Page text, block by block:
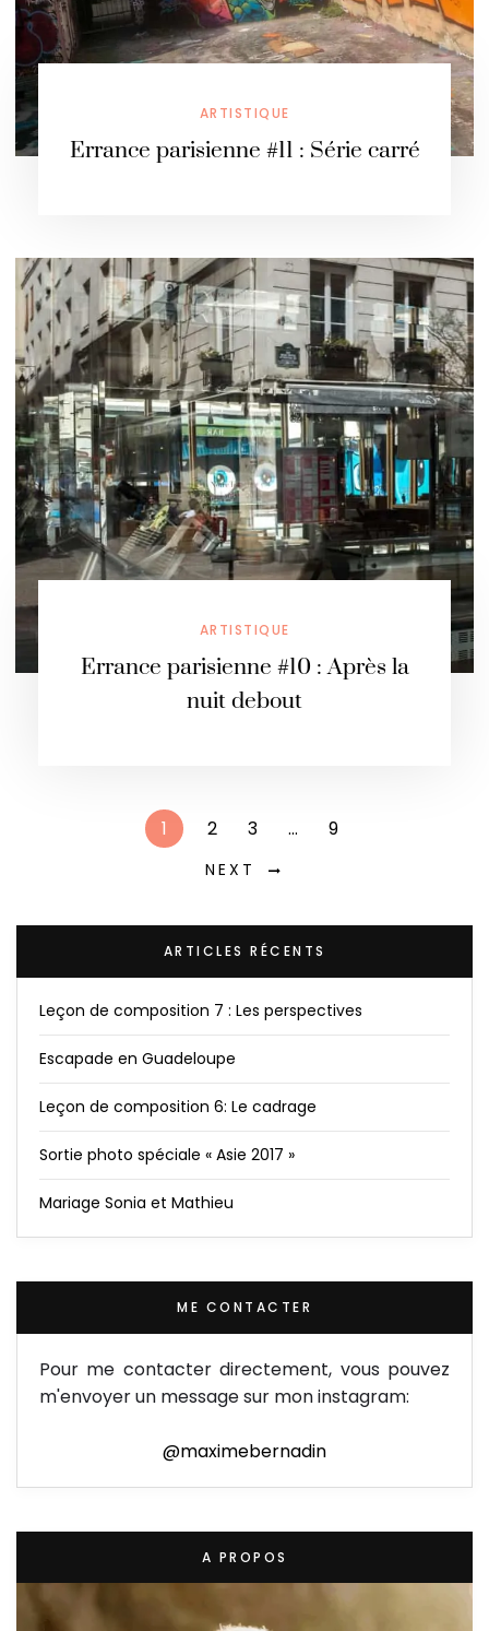
ARTISTIQUE
Errance parisienne #11 : Série carré
ARTISTIQUE
Errance parisienne #10 : Après la
nuit debout
1 2 3 … 9
NEXT
ARTICLES RÉCENTS
Leçon de composition 7 : Les perspectives
Escapade en Guadeloupe
Leçon de composition 6: Le cadrage
Sortie photo spéciale « Asie 2017 »
Mariage Sonia et Mathieu
ME CONTACTER
Pour me contacter directement, vous pouvez
m'envoyer un message sur mon instagram:
@maximebernadin
A PROPOS